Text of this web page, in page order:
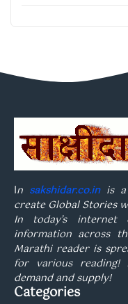
In sakshidar.co.inis a
create Global Stories
In today’s
information across
Marathi reader is
for various reading!
demand and supply!
Categories